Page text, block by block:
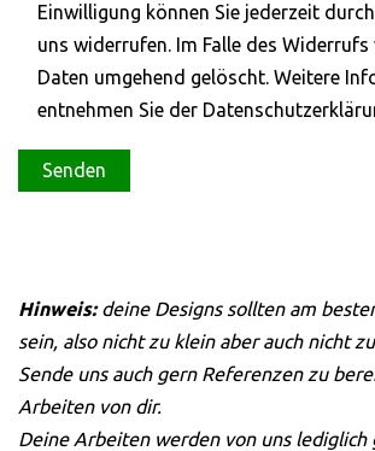
Einwilligung können Sie jederzeit
uns widerrufen. Im Falle des Widerrufs
Daten umgehend gelöscht. Weitere
entnehmen Sie der
Hinweis:deine Designs sollten am
sein, also nicht zu klein aber auch nicht
Sende uns auch gern Referenzen zu
Arbeiten von dir.
Deine Arbeiten werden von uns lediglich